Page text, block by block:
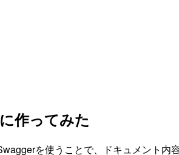
作ってみた
を使うことで、ドキュメント内